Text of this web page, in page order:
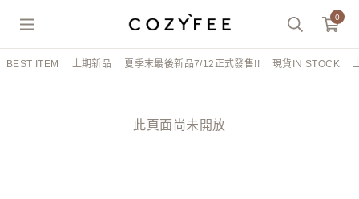
0
BEST ITEM 上期新品 夏季末最後新品7/12正式發售!! 現貨IN STOCK
此頁面尚未開放